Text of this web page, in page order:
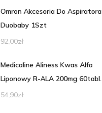
Omron Akcesoria Do Aspiratora
Duobaby 1Szt
92,00zł
Medicaline Aliness Kwas Alfa
Liponowy R-ALA 200mg 60tabl.
54,90zł